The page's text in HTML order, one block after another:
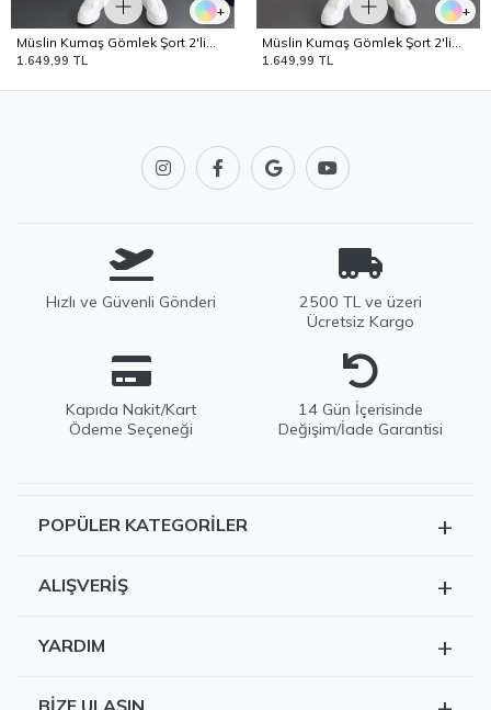
+
Müslin Kumaş Gömlek Şort 2'li
Takım T7 Edw504
1.649,99 TL
+
Müslin Kumaş Gömlek Şort 2'li
Takım T6 Edw504
1.649,99 TL
Hızlı ve Güvenli Gönderi
2500 TL ve üzeri
Ücretsiz Kargo
Kapıda Nakit/Kart
Ödeme Seçeneği
14 Gün İçerisinde
Değişim/İade Garantisi
POPÜLER KATEGORILER +
Kazak
ALIŞVERIŞ +
Sepetim
YARDIM +